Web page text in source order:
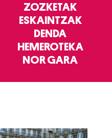
ZOZKETAK
ESKAINTZAK
DENDA
HEMEROTEKA
NOR GARA